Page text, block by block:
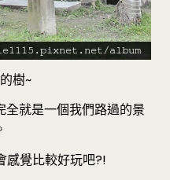
樹~
就是一個我們路過的景
感覺比較好玩吧?!